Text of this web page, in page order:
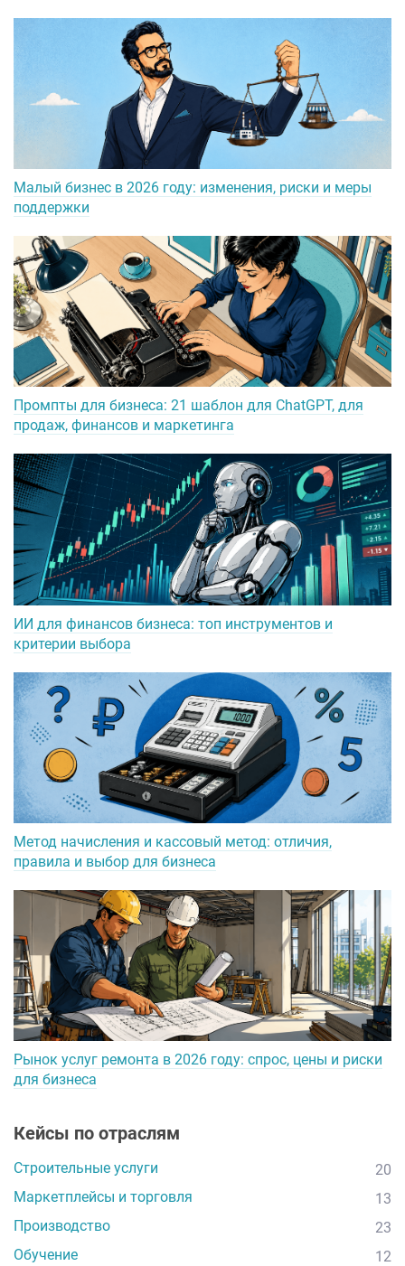
Малый бизнес в 2026 году: изменения, риски и меры
поддержки
Промпты для бизнеса: 21 шаблон для ChatGPT, для
продаж, финансов и маркетинга
ИИ для финансов бизнеса: топ инструментов и
критерии выбора
Метод начисления и кассовый метод: отличия,
правила и выбор для бизнеса
Рынок услуг ремонта в 2026 году: спрос, цены и риски
для бизнеса
Кейсы по отраслям
Строительные услуги
20
Маркетплейсы и торговля
13
Производство
23
Обучение
12